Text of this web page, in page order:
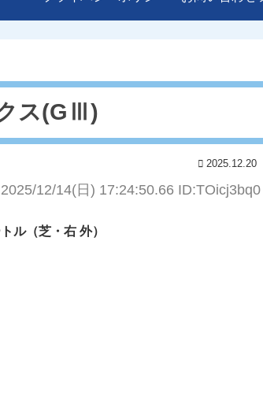
ス(GⅢ)
2025.12.20
2025/12/14(日) 17:24:50.66 ID:TOicj3bq0
ル（芝・右 外）